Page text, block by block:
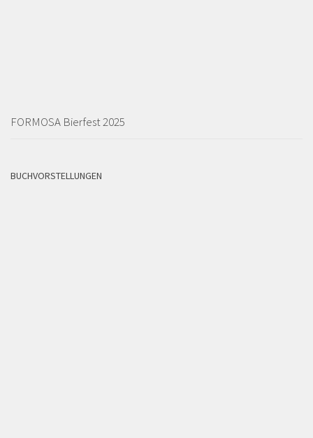
FORMOSA Bierfest 2025
BUCHVORSTELLUNGEN